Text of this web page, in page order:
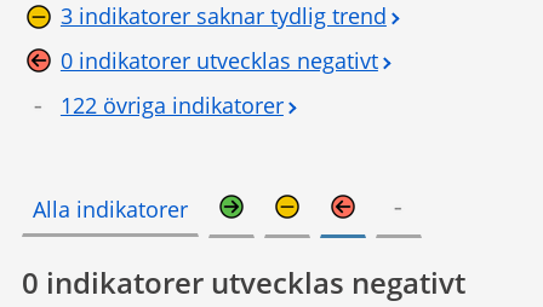
3 indikatorer saknar tydlig trend
0 indikatorer utvecklas negativt
122 övriga indikatorer
Alla indikatorer
0 indikatorer utvecklas negativt